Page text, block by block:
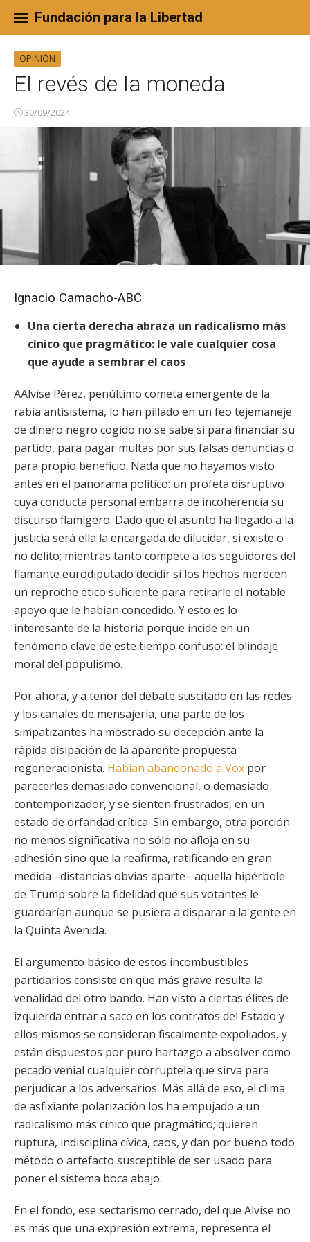
content
Fundación para la Libertad
OPINIÓN
El revés de la moneda
30/09/2024
Ignacio Camacho-ABC
Una cierta derecha abraza un radicalismo más
cínico que pragmático: le vale cualquier cosa
que ayude a sembrar el caos
AAlvise Pérez, penúltimo cometa emergente de la
rabia antisistema, lo han pillado en un feo tejemaneje
de dinero negro cogido no se sabe si para financiar su
partido, para pagar multas por sus falsas denuncias o
para propio beneficio. Nada que no hayamos visto
antes en el panorama político: un profeta disruptivo
cuya conducta personal embarra de incoherencia su
discurso flamígero. Dado que el asunto ha llegado a la
justicia será ella la encargada de dilucidar, si existe o
no delito; mientras tanto compete a los seguidores del
flamante eurodiputado decidir si los hechos merecen
un reproche ético suficiente para retirarle el notable
apoyo que le habían concedido. Y esto es lo
interesante de la historia porque incide en un
fenómeno clave de este tiempo confuso: el blindaje
moral del populismo.
Por ahora, y a tenor del debate suscitado en las redes
y los canales de mensajería, una parte de los
simpatizantes ha mostrado su decepción ante la
rápida disipación de la aparente propuesta
regeneracionista. Habían abandonado a Vox por
parecerles demasiado convencional, o demasiado
contemporizador, y se sienten frustrados, en un
estado de orfandad crítica. Sin embargo, otra porción
no menos significativa no sólo no afloja en su
adhesión sino que la reafirma, ratificando en gran
medida –distancias obvias aparte– aquella hipérbole
de Trump sobre la fidelidad que sus votantes le
guardarían aunque se pusiera a disparar a la gente en
la Quinta Avenida.
El argumento básico de estos incombustibles
partidarios consiste en que más grave resulta la
venalidad del otro bando. Han visto a ciertas élites de
izquierda entrar a saco en los contratos del Estado y
ellos mismos se consideran fiscalmente expoliados, y
están dispuestos por puro hartazgo a absolver como
pecado venial cualquier corruptela que sirva para
perjudicar a los adversarios. Más allá de eso, el clima
de asfixiante polarización los ha empujado a un
radicalismo más cínico que pragmático; quieren
ruptura, indisciplina cívica, caos, y dan por bueno todo
método o artefacto susceptible de ser usado para
poner el sistema boca abajo.
En el fondo, ese sectarismo cerrado, del que Alvise no
es más que una expresión extrema, representa el